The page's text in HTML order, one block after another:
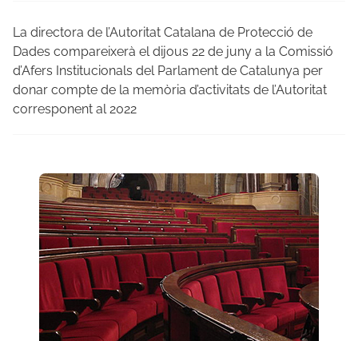
La directora de l’Autoritat Catalana de Protecció de
Dades compareixerà el dijous 22 de juny a la Comissió
d’Afers Institucionals del Parlament de Catalunya per
donar compte de la memòria d’activitats de l’Autoritat
corresponent al 2022